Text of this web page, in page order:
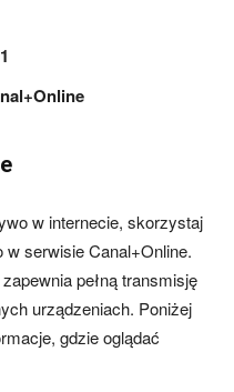
w internecie, skorzystaj
serwisie Canal+Online.
pełną transmisję
urządzeniach. Poniżej
gdzie oglądać